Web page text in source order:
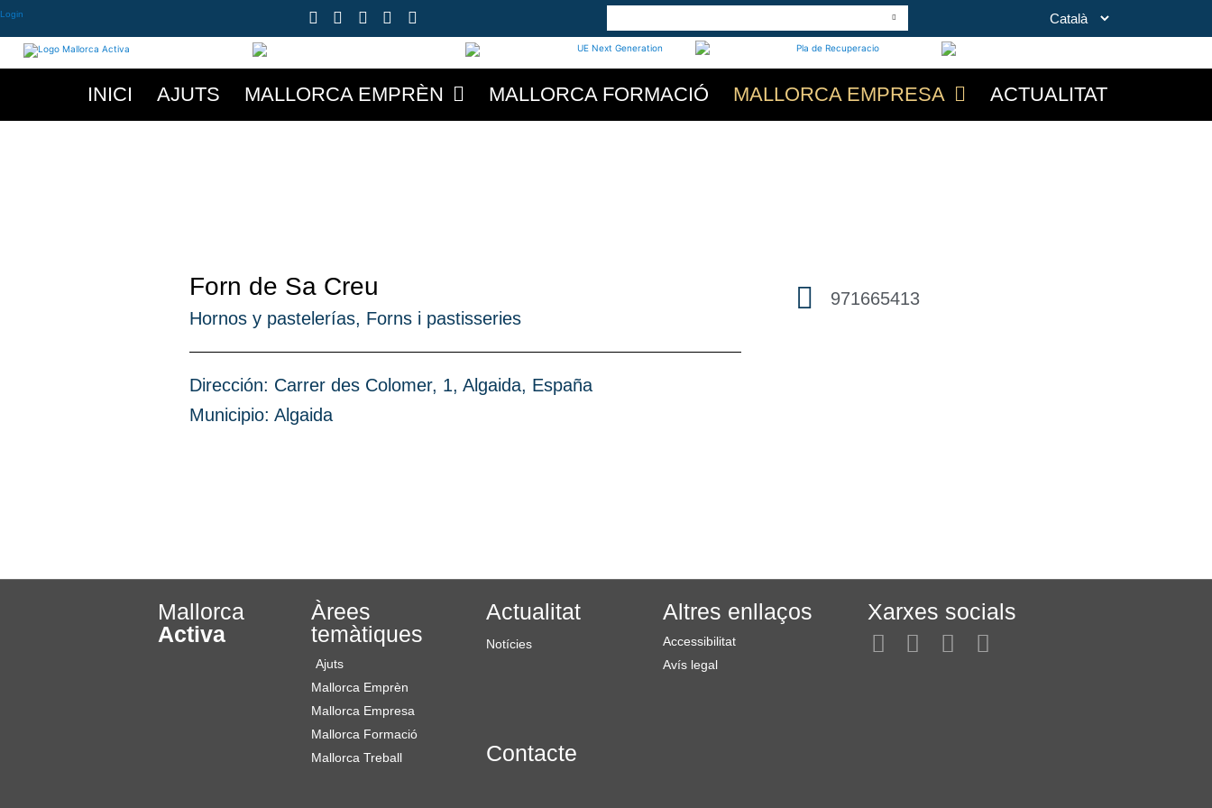
Login
INICI AJUTS MALLORCA EMPRÈN MALLORCA FORMACIÓ MALLORCA EMPRESA ACTUALITAT
Forn de Sa Creu
Hornos y pastelerías, Forns i pastisseries
Dirección: Carrer des Colomer, 1, Algaida, España
Municipio: Algaida
971665413
Mallorca
Activa
Àrees
temàtiques
Ajuts
Mallorca Emprèn
Mallorca Empresa
Mallorca Formació
Mallorca Treball
Actualitat
Notícies
Contacte
Altres enllaços
Accessibilitat
Avís legal
Xarxes socials